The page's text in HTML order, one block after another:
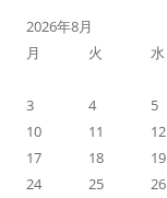
ン
2026年8月
月
火 水
3
4 5
10
11 12
17
18 19
24
25 26